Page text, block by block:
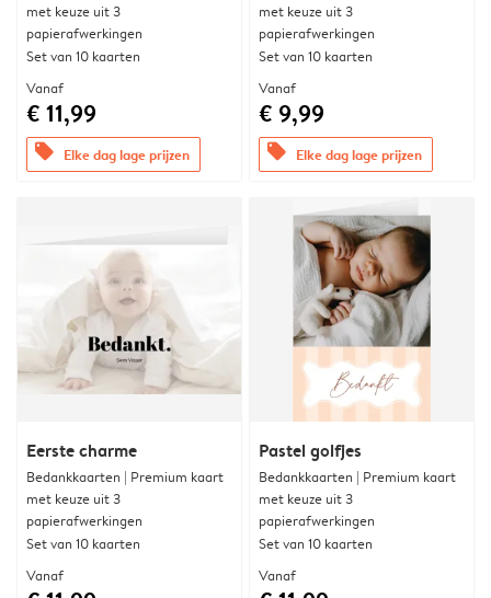
met keuze uit 3
papierafwerkingen
Set van 10 kaarten
Vanaf
€ 11,99
offers Elke dag lage prijzen
met keuze uit 3
papierafwerkingen
Set van 10 kaarten
Vanaf
€ 9,99
offers Elke dag lage prijzen
Eerste charme
Bedankkaarten | Premium kaart
met keuze uit 3
papierafwerkingen
Set van 10 kaarten
Vanaf
Pastel golfjes
Bedankkaarten | Premium kaart
met keuze uit 3
papierafwerkingen
Set van 10 kaarten
Vanaf